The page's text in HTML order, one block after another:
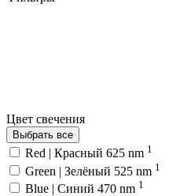
Цвет свечения
Выбрать все
Red | Красный 625 nm 1
Green | Зелёный 525 nm 1
Blue | Синий 470 nm 1